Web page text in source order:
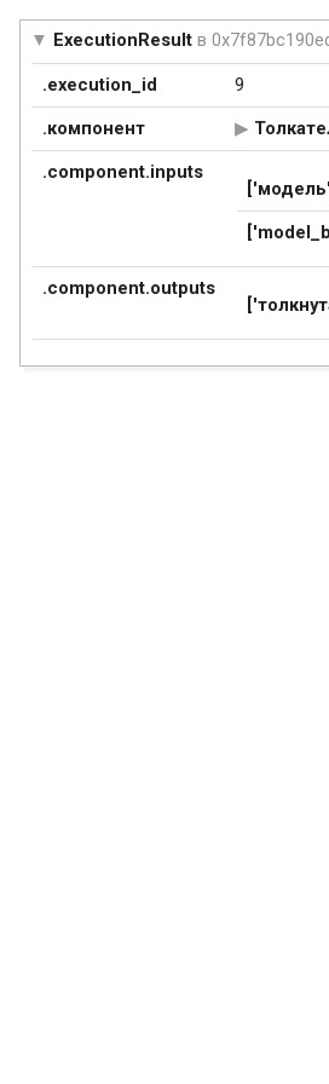
ExecutionResult в
.execution_id
9
.компонент
.component.inputs
.component.outputs